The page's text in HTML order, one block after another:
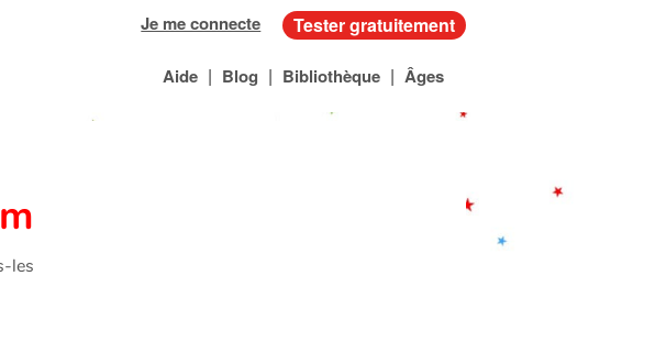
Je me connecte Tester gratuitement
Aide | Blog | Bibliothèque | Âges
les